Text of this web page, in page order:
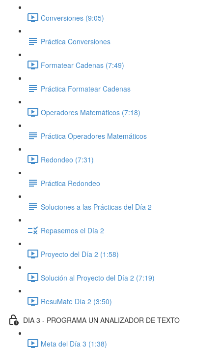
Conversiones (9:05)
Práctica Conversiones
Formatear Cadenas (7:49)
Práctica Formatear Cadenas
Operadores Matemáticos (7:18)
Práctica Operadores Matemáticos
Redondeo (7:31)
Práctica Redondeo
Soluciones a las Prácticas del Día 2
Repasemos el Día 2
Proyecto del Día 2 (1:58)
Solución al Proyecto del Día 2 (7:19)
ResuMate Día 2 (3:50)
DIA 3 - PROGRAMA UN ANALIZADOR DE TEXTO
Meta del Día 3 (1:38)